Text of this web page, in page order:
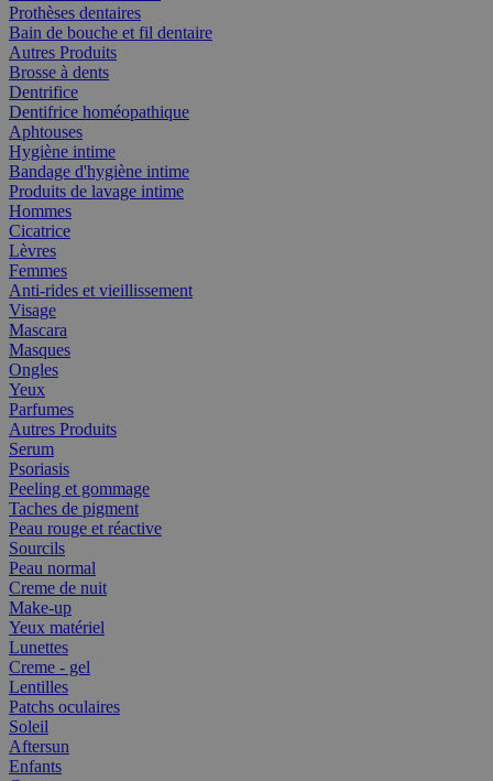
Prothèses dentaires
Bain de bouche et fil dentaire
Autres Produits
Brosse à dents
Dentrifice
Dentifrice homéopathique
Aphtouses
Hygiène intime
Bandage d'hygiène intime
Produits de lavage intime
Hommes
Cicatrice
Lèvres
Femmes
Anti-rides et vieillissement
Visage
Mascara
Masques
Ongles
Yeux
Parfumes
Autres Produits
Serum
Psoriasis
Peeling et gommage
Taches de pigment
Peau rouge et réactive
Sourcils
Peau normal
Creme de nuit
Make-up
Yeux matériel
Lunettes
Creme - gel
Lentilles
Patchs oculaires
Soleil
Aftersun
Enfants